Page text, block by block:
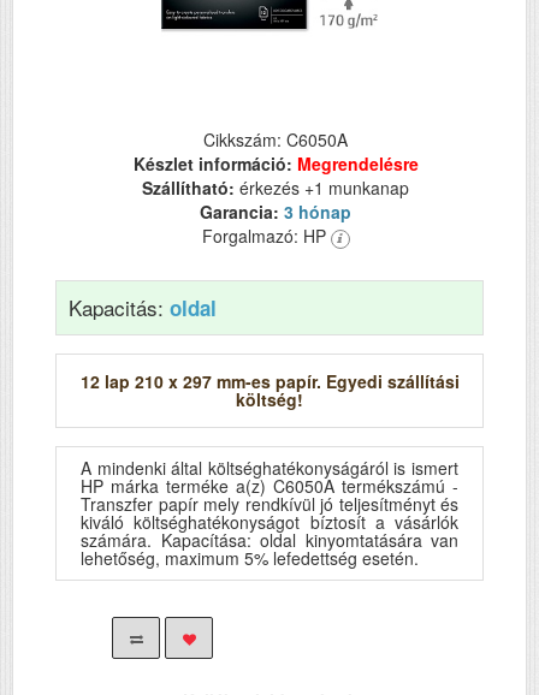
Cikkszám: C6050A
Készlet információ: Megrendelésre
Szállítható: érkezés +1 munkanap
Garancia: 3 hónap
Forgalmazó: HP
Kapacitás: oldal
12 lap 210 x 297 mm-es papír. Egyedi szállítási
költség!
A mindenki által költséghatékonyságáról is ismert
HP márka terméke a(z) C6050A termékszámú -
Transzfer papír mely rendkívül jó teljesítményt és
kiváló költséghatékonyságot bíztosít a vásárlók
számára. Kapacítása: oldal kinyomtatására van
lehetőség, maximum 5% lefedettség esetén.